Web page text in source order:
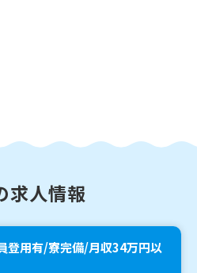
求人情報
登用有/寮完備/月収34万円以